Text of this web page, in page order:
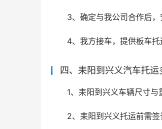
3、确定与我公司合作后，
4、我方接车，提供板车托
四、耒阳到兴义汽车托
1、耒阳到兴义车辆尺寸
2、耒阳到兴义托运前需